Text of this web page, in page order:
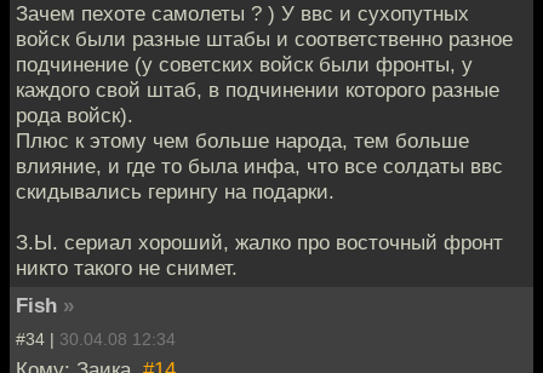
Зачем пехоте самолеты ? ) У ввс и сухопутных
войск были разные штабы и соответственно разное
подчинение (у советских войск были фронты, у
каждого свой штаб, в подчинении которого разные
рода войск).
Плюс к этому чем больше народа, тем больше
влияние, и где то была инфа, что все солдаты ввс
скидывались герингу на подарки.
З.Ы. сериал хороший, жалко про восточный фронт
никто такого не снимет.
Fish »
#34 | 30.04.08 12:34